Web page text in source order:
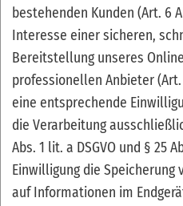
bestehenden Kunden (Art. 6
Interesse einer sicheren,
Bereitstellung unseres
professionellen Anbieter (Art.
eine entsprechende
die Verarbeitung
Abs. 1 lit. a DSGVO und § 25
Einwilligung die Speicherung
auf Informationen im